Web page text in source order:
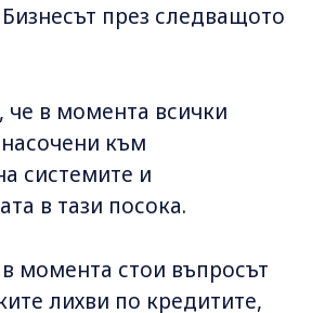
Бизнесът през следващото
в момента всички
към
системите и
в тази посока.
момента стои въпросът
лихви по кредитите,